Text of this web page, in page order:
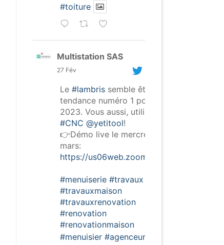
#toiture
Multistation SAS
27 Fév
Le #lambris semble être la
tendance numéro 1 pour
2023. Vous aussi, utilisez la
#CNC @yetitool!
👉Démo live le mercredi 15
mars:
https://us06web.zoom.us/webinar/
#menuiserie #travaux
#travauxmaison
#travauxrenovation
#renovation
#renovationmaison
#menuisier #agenceur